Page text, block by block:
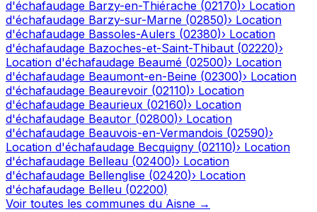
d'échafaudage Barzy-en-Thiérache (02170)› Location
d'échafaudage Barzy-sur-Marne (02850)› Location
d'échafaudage Bassoles-Aulers (02380)› Location
d'échafaudage Bazoches-et-Saint-Thibaut (02220)›
Location d'échafaudage Beaumé (02500)› Location
d'échafaudage Beaumont-en-Beine (02300)› Location
d'échafaudage Beaurevoir (02110)› Location
d'échafaudage Beaurieux (02160)› Location
d'échafaudage Beautor (02800)› Location
d'échafaudage Beauvois-en-Vermandois (02590)›
Location d'échafaudage Becquigny (02110)› Location
d'échafaudage Belleau (02400)› Location
d'échafaudage Bellenglise (02420)› Location
d'échafaudage Belleu (02200)
Voir toutes les communes du Aisne →